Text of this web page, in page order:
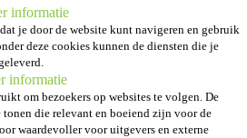
informatie
je door de website kunt navigeren en gebruik
deze cookies kunnen de diensten die je
informatie
om bezoekers op websites te volgen. De
die relevant en boeiend zijn voor de
waardevoller voor uitgevers en externe